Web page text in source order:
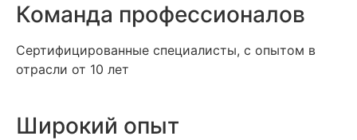
Команда профессионалов
Сертифицированные специалисты, с опытом в
отрасли от 10 лет
Широкий опыт